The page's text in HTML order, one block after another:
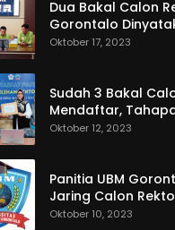
Dua Bakal Calon
Gorontalo
Oktober 17, 2023
Sudah 3 Bakal
Mendaftar,
Gorontalo Makin
Oktober 12, 2023
Panitia UBM
Jaring Calon
Oktober 10, 2023